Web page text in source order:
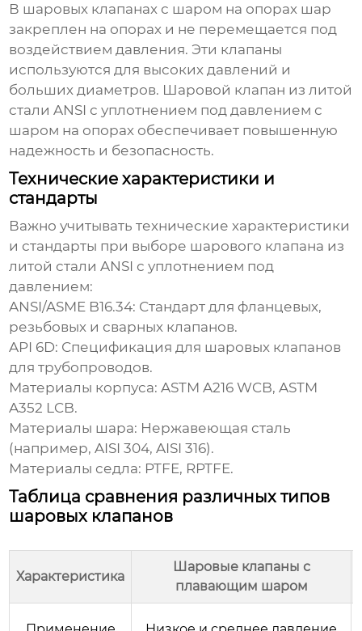
В шаровых клапанах с шаром на опорах шар
закреплен на опорах и не перемещается под
воздействием давления. Эти клапаны
используются для высоких давлений и
больших диаметров. Шаровой клапан из литой
стали ANSI с уплотнением под давлением с
шаром на опорах обеспечивает повышенную
надежность и безопасность.
Технические характеристики и
стандарты
Важно учитывать технические характеристики
и стандарты при выборе шарового клапана из
литой стали ANSI с уплотнением под
давлением:
ANSI/ASME B16.34: Стандарт для фланцевых,
резьбовых и сварных клапанов.
API 6D: Спецификация для шаровых клапанов
для трубопроводов.
Материалы корпуса: ASTM A216 WCB, ASTM
A352 LCB.
Материалы шара: Нержавеющая сталь
(например, AISI 304, AISI 316).
Материалы седла: PTFE, RPTFE.
Таблица сравнения различных типов
шаровых клапанов
Характеристика
Шаровые клапаны с
плавающим шаром